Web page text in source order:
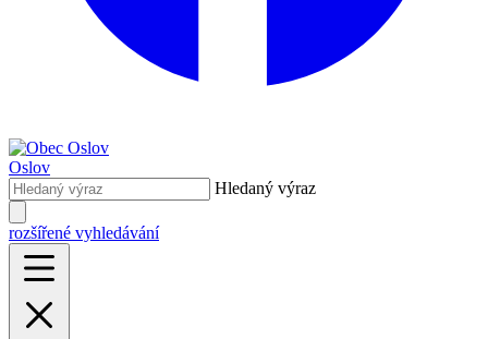
Oslov
Hledaný výraz
rozšířené vyhledávání